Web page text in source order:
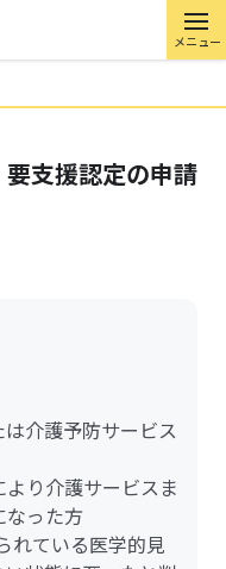
メニュー
要支援認定の申請
介護予防サービス
り介護サービスま
なった方
れている医学的見